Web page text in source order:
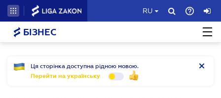
RU
БІЗНЕС
Ця сторінка доступна рідною мовою.
Перейти на українську